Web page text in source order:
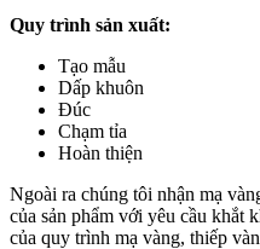
Quy trình sản xuất:
Tạo mẫu
Dấp khuôn
Đúc
Chạm tỉa
Hoàn thiện
Ngoài ra chúng tôi nhận mạ
của sản phẩm với yêu cầu khắt
của quy trình mạ vàng, thiếp